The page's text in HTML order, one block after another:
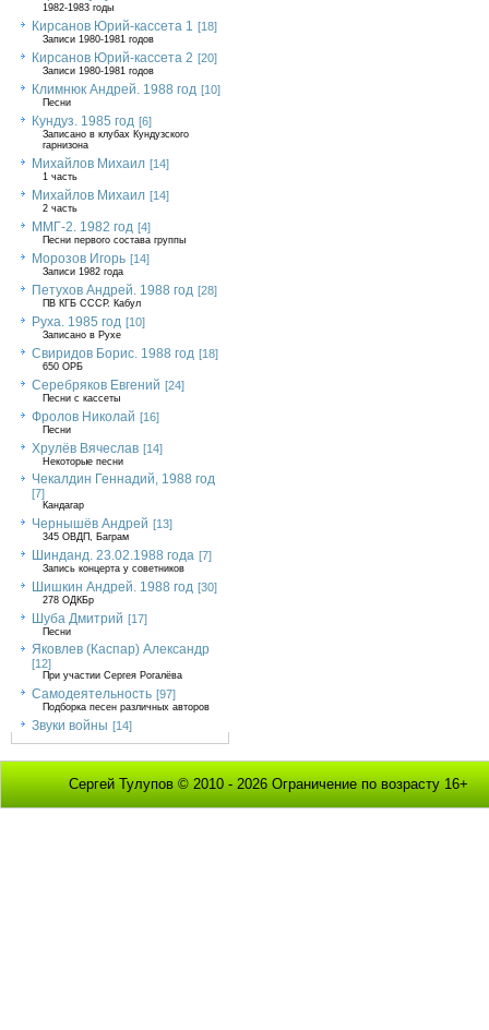
1982-1983 годы
Кирсанов Юрий-кассета 1 [18]
Записи 1980-1981 годов
Кирсанов Юрий-кассета 2 [20]
Записи 1980-1981 годов
Климнюк Андрей. 1988 год [10]
Песни
Кундуз. 1985 год [6]
Записано в клубах Кундузского
гарнизона
Михайлов Михаил [14]
1 часть
Михайлов Михаил [14]
2 часть
ММГ-2. 1982 год [4]
Песни первого состава группы
Морозов Игорь [14]
Записи 1982 года
Петухов Андрей. 1988 год [28]
ПВ КГБ СССР. Кабул
Руха. 1985 год [10]
Записано в Рухе
Свиридов Борис. 1988 год [18]
650 ОРБ
Серебряков Евгений [24]
Песни с кассеты
Фролов Николай [16]
Песни
Хрулёв Вячеслав [14]
Некоторые песни
Чекалдин Геннадий, 1988 год
[7]
Кандагар
Чернышёв Андрей [13]
345 ОВДП, Баграм
Шинданд. 23.02.1988 года [7]
Запись концерта у советников
Шишкин Андрей. 1988 год [30]
278 ОДКБр
Шуба Дмитрий [17]
Песни
Яковлев (Каспар) Александр
[12]
При участии Сергея Рогалёва
Самодеятельность [97]
Подборка песен различных авторов
Звуки войны [14]
Сергей Тулупов © 2010 - 2026 Ограничение по возрасту 16+